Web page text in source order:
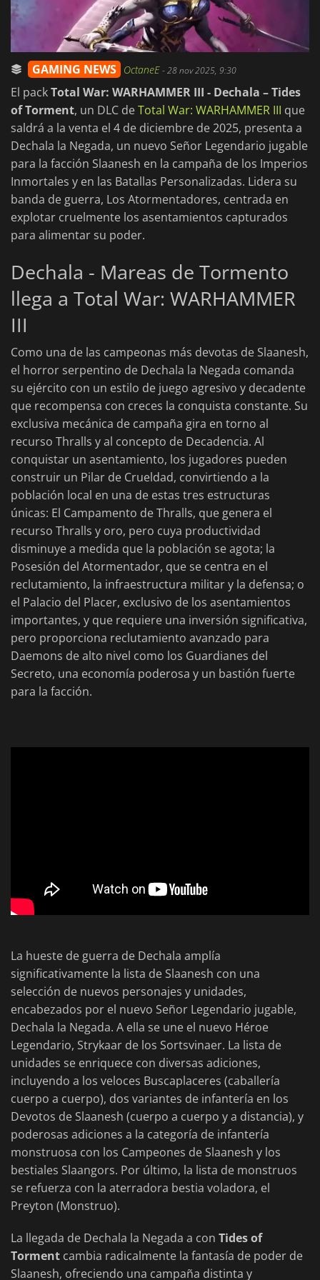
GAMING NEWS OctaneE-28 nov 2025, 9:30
El packTotal War: WARHAMMER III - Dechala – Tides
of Torment, un DLC deTotal War: WARHAMMER III que
saldrá a la venta el 4 de diciembre de 2025, presenta a
Dechala la Negada, un nuevo Señor Legendario jugable
para la facción Slaanesh en la campaña de los Imperios
Inmortales y en las Batallas Personalizadas. Lidera su
banda de guerra, Los Atormentadores, centrada en
explotar cruelmente los asentamientos capturados
para alimentar su poder.
Dechala - Mareas de Tormento
llega a Total War: WARHAMMER
III
Como una de las campeonas más devotas de Slaanesh,
el horror serpentino de Dechala la Negada comanda
su ejército con un estilo de juego agresivo y decadente
que recompensa con creces la conquista constante. Su
exclusiva mecánica de campaña gira en torno al
recurso Thralls y al concepto de Decadencia. Al
conquistar un asentamiento, los jugadores pueden
construir un Pilar de Crueldad, convirtiendo a la
población local en una de estas tres estructuras
únicas: El Campamento de Thralls, que genera el
recurso Thralls y oro, pero cuya productividad
disminuye a medida que la población se agota; la
Posesión del Atormentador, que se centra en el
reclutamiento, la infraestructura militar y la defensa; o
el Palacio del Placer, exclusivo de los asentamientos
importantes, y que requiere una inversión significativa,
pero proporciona reclutamiento avanzado para
Daemons de alto nivel como los Guardianes del
Secreto, una economía poderosa y un bastión fuerte
para la facción.
La hueste de guerra de Dechala amplía
significativamente la lista de Slaanesh con una
selección de nuevos personajes y unidades,
encabezados por el nuevo Señor Legendario jugable,
Dechala la Negada. A ella se une el nuevo Héroe
Legendario, Strykaar de los Sortsvinaer. La lista de
unidades se enriquece con diversas adiciones,
incluyendo a los veloces Buscaplaceres (caballería
cuerpo a cuerpo), dos variantes de infantería en los
Devotos de Slaanesh (cuerpo a cuerpo y a distancia), y
poderosas adiciones a la categoría de infantería
monstruosa con los Campeones de Slaanesh y los
bestiales Slaangors. Por último, la lista de monstruos
se refuerza con la aterradora bestia voladora, el
Preyton (Monstruo).
La llegada de Dechala la Negada a con Tides of
Torment cambia radicalmente la fantasía de poder de
Slaanesh, ofreciendo una campaña distinta y